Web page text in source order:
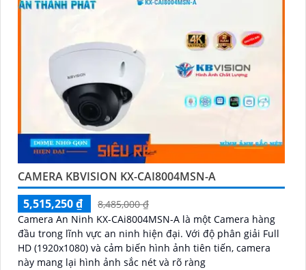
CAMERA KBVISION KX-CAI8004MSN-A
5,515,250 ₫
8,485,000 ₫
Camera An Ninh KX-CAi8004MSN-A là một Camera hàng
đầu trong lĩnh vực an ninh hiện đại. Với độ phân giải Full
HD (1920x1080) và cảm biến hình ảnh tiên tiến, camera
này mang lại hình ảnh sắc nét và rõ ràng